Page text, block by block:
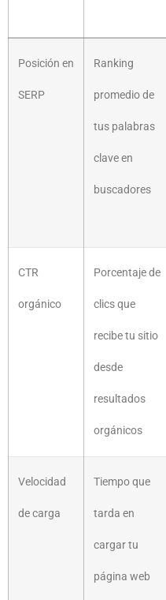
Posición en
SERP
Ranking
promedio de
tus palabras
clave en
buscadores
CTR
orgánico
Porcentaje de
clics que
recibe tu sitio
desde
resultados
orgánicos
Velocidad
de carga
Tiempo que
tarda en
cargar tu
página web